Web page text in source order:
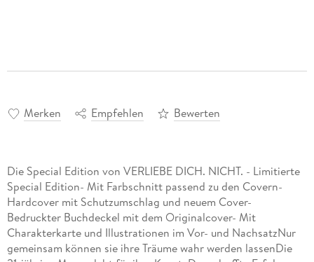
Merken Empfehlen Bewerten
Die Special Edition von VERLIEBE DICH. NICHT. - Limitierte
Special Edition- Mit Farbschnitt passend zu den Covern-
Hardcover mit Schutzumschlag und neuem Cover-
Bedruckter Buchdeckel mit dem Originalcover- Mit
Charakterkarte und Illustrationen im Vor- und NachsatzNur
gemeinsam können sie ihre Träume wahr werden lassenDie